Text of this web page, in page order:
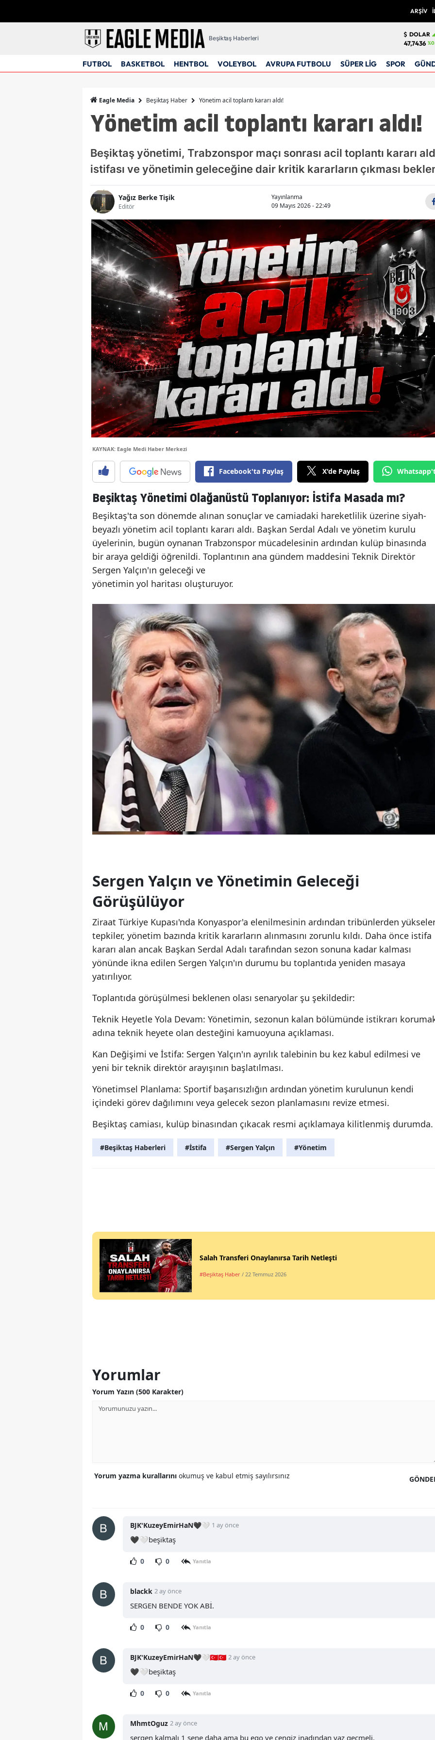
ARŞİV
Beşiktaş Haberleri
DOLAR
47,7436
FUTBOL BASKETBOL HENTBOL VOLEYBOL AVRUPA FUTBOLU SÜPER LİG SPOR
Eagle Media Beşiktaş Haber Yönetim acil toplantı kararı aldı!
Yönetim acil toplantı kararı aldı!
Beşiktaş yönetimi, Trabzonspor maçı sonrası acil toplantı kararı
istifası ve yönetimin geleceğine dair kritik kararların çıkması
Yağız Berke Tişik
Editör
Yayınlanma
09 Mayıs 2026 - 22:49
KAYNAK: Eagle Medi Haber Merkezi
Facebook'ta Paylaş X'de Paylaş
Beşiktaş Yönetimi Olağanüstü Toplanıyor: İstifa Masada mı?
Beşiktaş'ta son dönemde alınan sonuçlar ve camiadaki hareketlilik üzerine siyah-
beyazlı yönetim acil toplantı kararı aldı. Başkan Serdal Adalı ve yönetim kurulu
üyelerinin, bugün oynanan Trabzonspor mücadelesinin ardından kulüp binasında
bir araya geldiği öğrenildi. Toplantının ana gündem maddesini Teknik Direktör
Sergen Yalçın'ın geleceği ve
yönetimin yol haritası oluşturuyor.
Sergen Yalçın ve Yönetimin Geleceği
Görüşülüyor
Ziraat Türkiye Kupası'nda Konyaspor'a elenilmesinin ardından tribünlerden
tepkiler, yönetim bazında kritik kararların alınmasını zorunlu kıldı. Daha önce istifa
kararı alan ancak Başkan Serdal Adalı tarafından sezon sonuna kadar kalması
yönünde ikna edilen Sergen Yalçın'ın durumu bu toplantıda yeniden masaya
yatırılıyor.
Toplantıda görüşülmesi beklenen olası senaryolar şu şekildedir:
Teknik Heyetle Yola Devam: Yönetimin, sezonun kalan bölümünde istikrarı
adına teknik heyete olan desteğini kamuoyuna açıklaması.
Kan Değişimi ve İstifa: Sergen Yalçın'ın ayrılık talebinin bu kez kabul edilmesi ve
yeni bir teknik direktör arayışının başlatılması.
Yönetimsel Planlama: Sportif başarısızlığın ardından yönetim kurulunun kendi
içindeki görev dağılımını veya gelecek sezon planlamasını revize etmesi.
Beşiktaş camiası, kulüp binasından çıkacak resmi açıklamaya kilitlenmiş durumda.
#Beşiktaş Haberleri #İstifa #Sergen Yalçın #Yönetim
Salah Transferi Onaylanırsa Tarih Netleşti
#Beşiktaş Haber / 22 Temmuz 2026
Yorumlar
Yorum Yazın (500 Karakter)
Yorum yazma kurallarını okumuş ve kabul etmiş sayılırsınız
BJK'KuzeyEmirHaN🖤🤍 1 ay önce
🖤🤍beşiktaş
0 0 Yanıtla
blackk 2 ay önce
SERGEN BENDE YOK ABİ.
0 0 Yanıtla
BJK'KuzeyEmirHaN🖤🤍🇹🇷🇹🇷 2 ay önce
🖤🤍beşiktaş
0 0 Yanıtla
MhmtOguz 2 ay önce
sergen kalmalı 1 sene daha ama bu ego ve cengiz inadından vaz geçmeli.